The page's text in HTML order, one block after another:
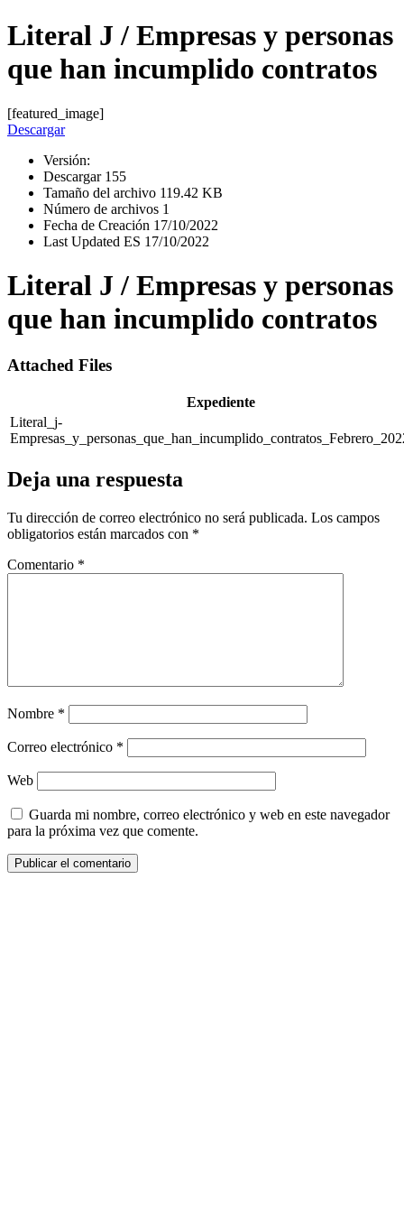
Literal J / Empresas y personas
que han incumplido contratos
[featured_image]
Descargar
Versión:
Descargar 155
Tamaño del archivo 119.42 KB
Número de archivos 1
Fecha de Creación 17/10/2022
Last Updated ES 17/10/2022
Literal J / Empresas y personas
que han incumplido contratos
Attached Files
Expediente
Literal_j-
Deja una respuesta
Tu dirección de correo electrónico no será publicada. Los campos
obligatorios están marcados con *
Comentario *
Nombre *
Correo electrónico *
Web
Guarda mi nombre, correo electrónico y web en este navegador
para la próxima vez que comente.